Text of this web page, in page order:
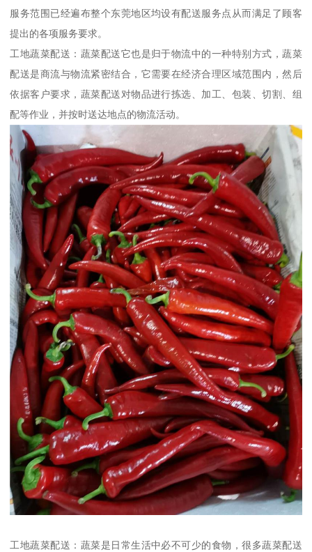
服务范围已经遍布整个东莞地区均设有配送服务点从而满足了顾客
提出的各项服务要求。
工地蔬菜配送：蔬菜配送它也是归于物流中的一种特别方式，蔬菜
配送是商流与物流紧密结合，它需要在经济合理区域范围内，然后
依据客户要求，蔬菜配送对物品进行拣选、加工、包装、切割、组
配等作业，并按时送达地点的物流活动。
工地蔬菜配送：蔬菜是日常生活中必不可少的食物，很多蔬菜配送